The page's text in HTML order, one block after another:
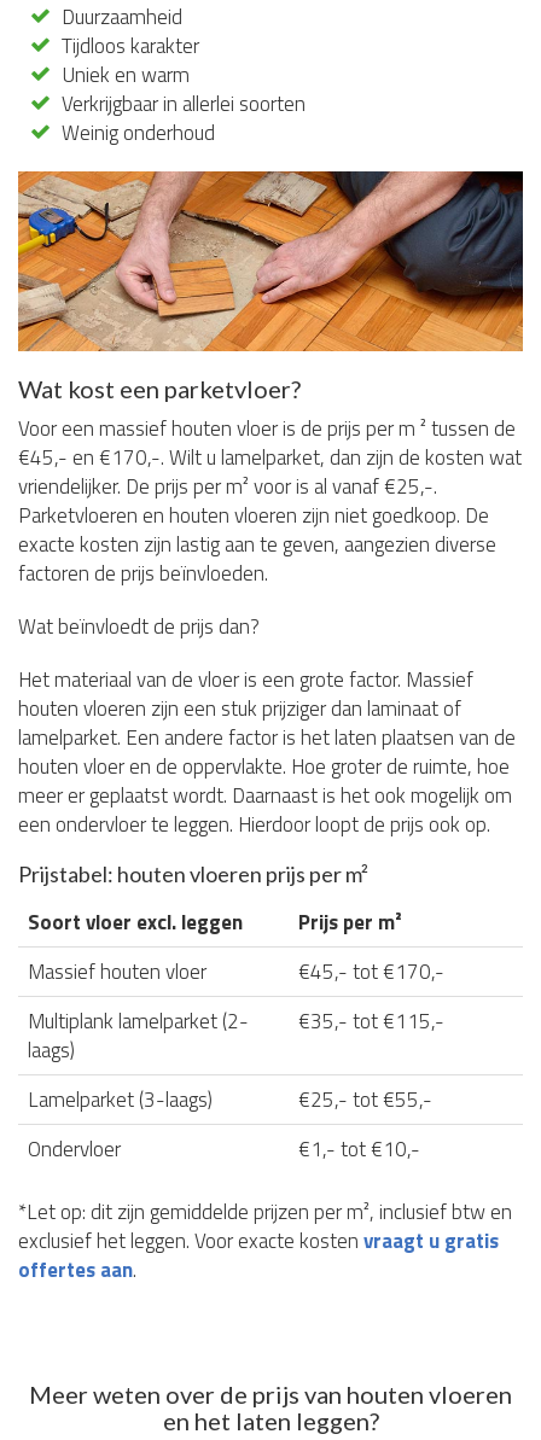
Duurzaamheid
Tijdloos karakter
Uniek en warm
Verkrijgbaar in allerlei soorten
Weinig onderhoud
Wat kost een parketvloer?
Voor een massief houten vloer is de prijs per m ² tussen de
€45,- en €170,-. Wilt u lamelparket, dan zijn de kosten wat
vriendelijker. De prijs per m² voor is al vanaf €25,-.
Parketvloeren en houten vloeren zijn niet goedkoop. De
exacte kosten zijn lastig aan te geven, aangezien diverse
factoren de prijs beïnvloeden.
Wat beïnvloedt de prijs dan?
Het materiaal van de vloer is een grote factor. Massief
houten vloeren zijn een stuk prijziger dan laminaat of
lamelparket. Een andere factor is het laten plaatsen van de
houten vloer en de oppervlakte. Hoe groter de ruimte, hoe
meer er geplaatst wordt. Daarnaast is het ook mogelijk om
een ondervloer te leggen. Hierdoor loopt de prijs ook op.
Prijstabel: houten vloeren prijs per m²
Soort vloer excl. leggen
Prijs per m²
Massief houten vloer
€45,- tot €170,-
Multiplank lamelparket (2-
laags)
€35,- tot €115,-
Lamelparket (3-laags)
€25,- tot €55,-
Ondervloer
€1,- tot €10,-
*Let op: dit zijn gemiddelde prijzen per m², inclusief btw en
exclusief het leggen. Voor exacte kostenvraagt u gratis
offertes aan.
Meer weten over de prijs van houten vloeren
en het laten leggen?